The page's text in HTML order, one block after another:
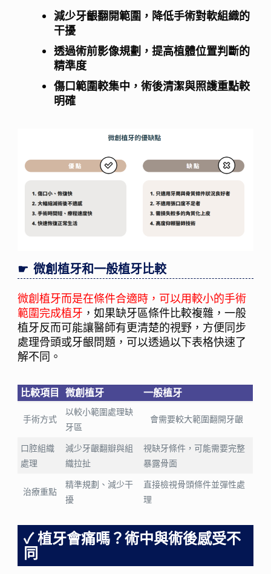
減少牙齦翻開範圍，降低手術對軟組織的
干擾
透過術前影像規劃，提高植體位置判斷的
精準度
傷口範圍較集中，術後清潔與照護重點較
明確
微創植牙和一般植牙比較
微創植牙而是在條件合適時，可以用較小的手術
範圍完成植牙 ，如果缺牙區條件比較複雜，一般
植牙反而可能讓醫師有更清楚的視野，方便同步
處理骨頭或牙齦問題，可以透過以下表格快速了
解不同。
比較項目 微創植牙 一般植牙
手術方式
以較小範圍處理缺
牙區
會需要較大範圍翻開牙齦
口腔組織
處理
減少牙齦翻瓣與組
織拉扯
視缺牙條件，可能需要完整
暴露骨面
治療重點
精準規劃、減少干
擾
直接檢視骨頭條件並彈性處
理
植牙會痛嗎？術中與術後感受不
同